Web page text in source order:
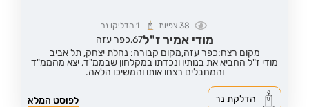
38 צפיות 1הדליקו נר
מודי אמיר ז"ל67, כפר עזה
מקום רצח:כפר עזה,מקום קבורה: נחלת יצחק, תל אביב
מודי ז"ל החביא את בנותיו ונכדתו במקלחון שבממ"ד, יצא מהממ"ד
והמחבלים רצחו אותו והמשיכו הלאה.
לפוסט המלא הדלקת נר